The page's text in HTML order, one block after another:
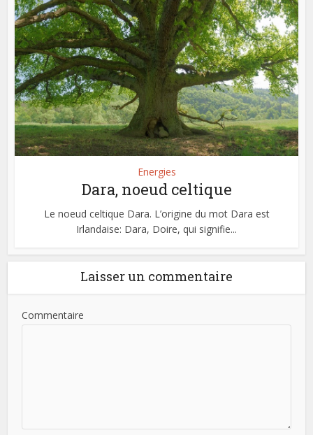
Energies
Dara, noeud celtique
Le noeud celtique Dara. L’origine du mot Dara est
Irlandaise: Dara, Doire, qui signifie...
Laisser un commentaire
Commentaire